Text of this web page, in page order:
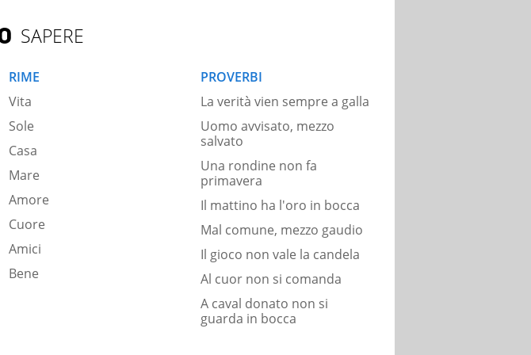
SAPERE
RIME
Vita
Sole
Casa
Mare
Amore
Cuore
Amici
Bene
PROVERBI
La verità vien sempre a galla
Uomo avvisato, mezzo
salvato
Una rondine non fa
primavera
Il mattino ha l'oro in bocca
Mal comune, mezzo gaudio
Il gioco non vale la candela
Al cuor non si comanda
A caval donato non si
guarda in bocca